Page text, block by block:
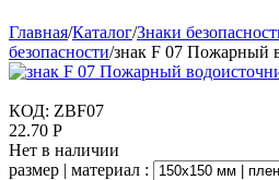
Главная/Каталог/Знаки
безопасности/знак F 07 Пожарный
КОД: ZBF07
22.70 Р
Нет в наличии
размер | материал :